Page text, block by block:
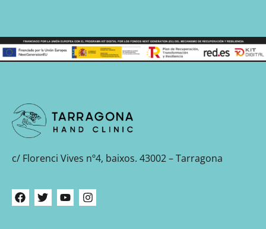
c/ Florenci Vives nº4, baixos. 43002 – Tarragona